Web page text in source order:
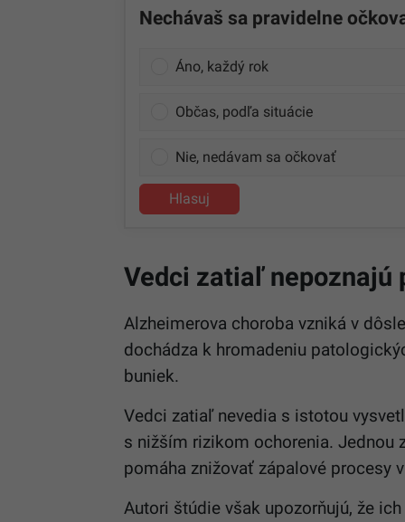
Nechávaš sa pravidelne
Áno, každý rok
Občas, podľa situácie
Nie, nedávam sa očkovať
Hlasuj
Vedci zatiaľ nepoznajú
Alzheimerova choroba vzniká v
dochádza k hromadeniu
buniek.
Vedci zatiaľ nevedia s istotou
s nižším rizikom ochorenia. Jednou
pomáha znižovať zápalové procesy
Autori štúdie však upozorňujú, že